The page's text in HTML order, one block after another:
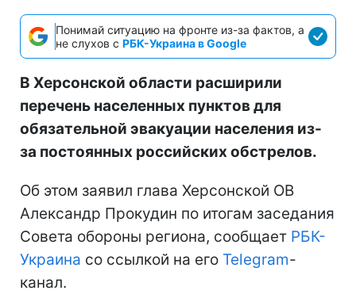
Понимай ситуацию на фронте из-за фактов, а
не слухов с РБК-Украина в Google
В Херсонской области расширили
перечень населенных пунктов для
обязательной эвакуации населения из-
за постоянных российских обстрелов.
Об этом заявил глава Херсонской ОВ
Александр Прокудин по итогам заседания
Совета обороны региона, сообщает РБК-
Украина со ссылкой на его Telegram-
канал.